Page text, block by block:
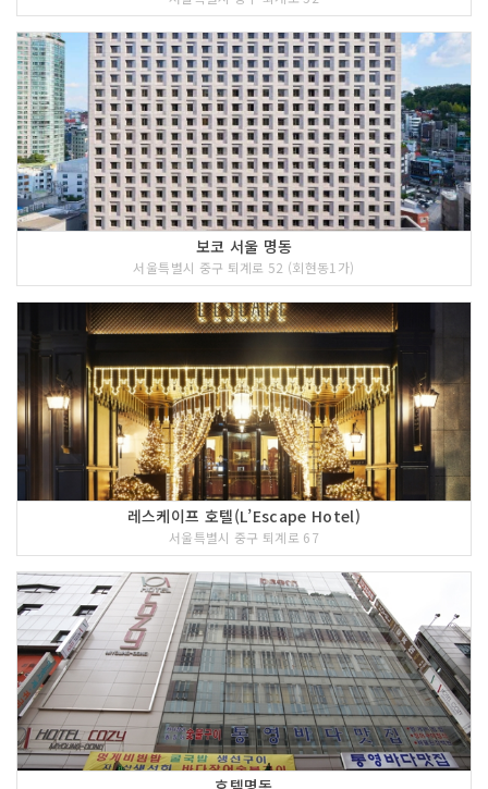
보코 서울 명동
서울특별시 중구 퇴계로 52 (회현동1가)
레스케이프 호텔(L’Escape Hotel)
서울특별시 중구 퇴계로 67